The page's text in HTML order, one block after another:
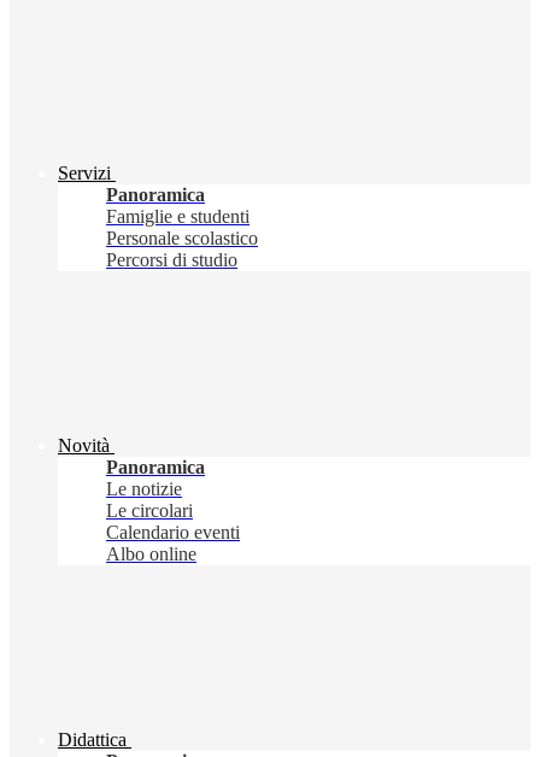
Servizi
Panoramica
Famiglie e studenti
Personale scolastico
Percorsi di studio
Novità
Panoramica
Le notizie
Le circolari
Calendario eventi
Albo online
Didattica